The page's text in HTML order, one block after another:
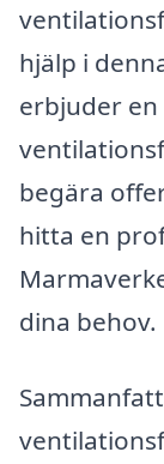
hjälp i
erbjuder
begära
hitta en
dina behov.